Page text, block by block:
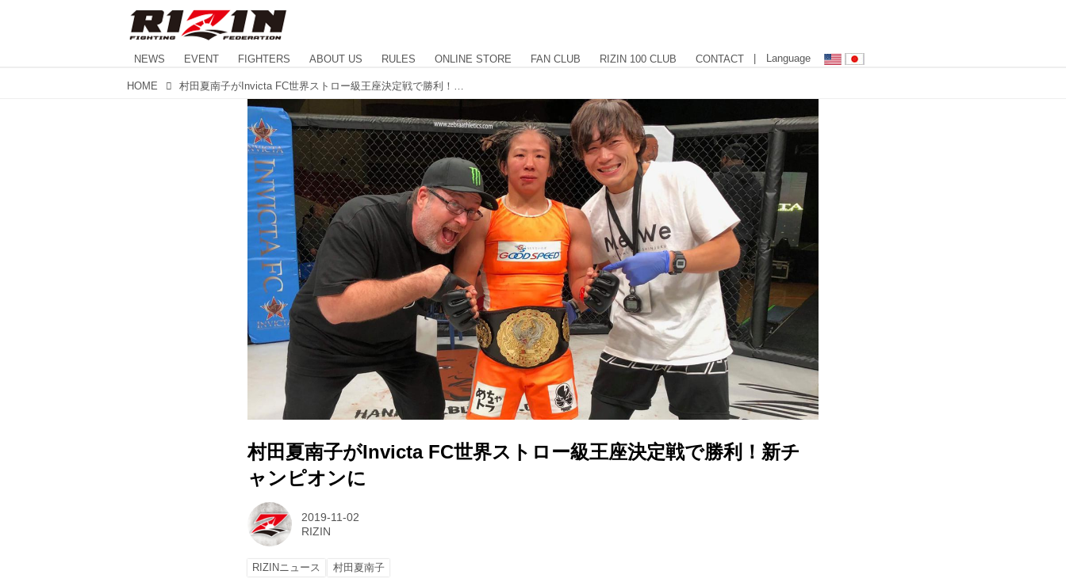
NEWS EVENT FIGHTERS ABOUT US RULES ONLINE STORE FAN CLUB RIZIN 100 CLUB CONTACT | Language
HOME
村田夏南子がInvicta FC世界ストロー級王座決定戦で勝利！新チ
ャンピオンに
2019-11-02
RIZIN
RIZINニュース 村田夏南子